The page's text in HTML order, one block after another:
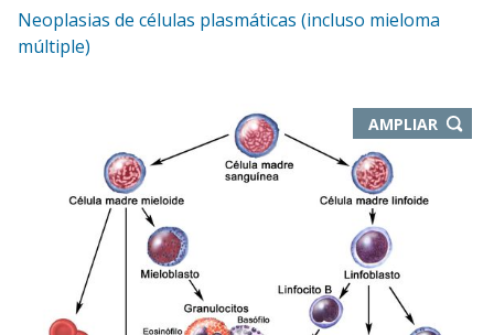
Neoplasias de células plasmáticas (incluso mieloma
múltiple)
AMPLIAR-
ABRE